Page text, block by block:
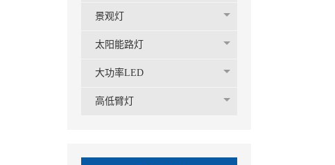
景观灯
太阳能路灯
大功率LED
高低臂灯